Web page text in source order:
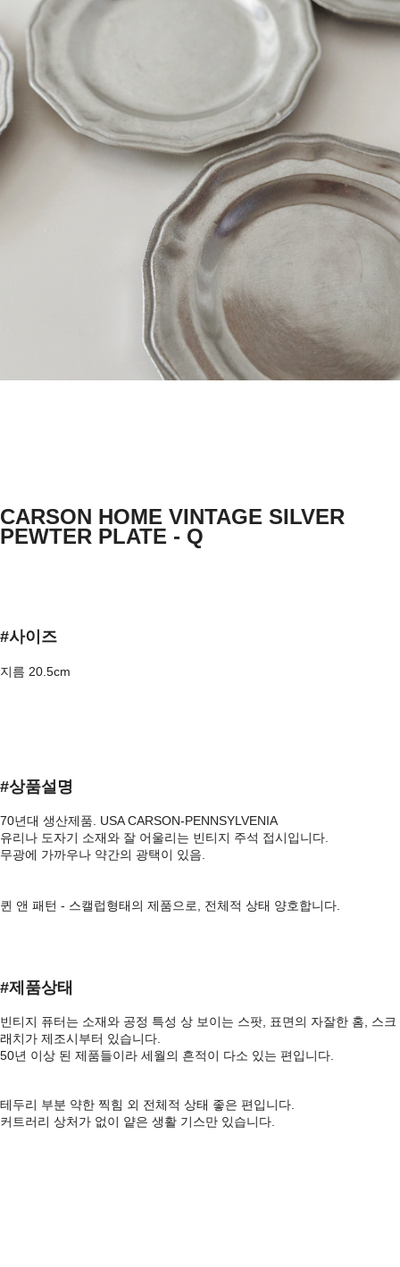
CARSON HOME VINTAGE SILVER
PEWTER PLATE - Q
#사이즈
지름 20.5cm
#상품설명
70년대 생산제품. USA CARSON-PENNSYLVENIA
유리나 도자기 소재와 잘 어울리는 빈티지 주석 접시입니다.
무광에 가까우나 약간의 광택이 있음.
퀸 앤 패턴 - 스캘럽형태의 제품으로, 전체적 상태 양호합니다.
#제품상태​
빈티지 퓨터는 소재와 공정 특성 상 보이는 스팟, 표면의 자잘한 홈, 스크
래치가 제조시부터 있습니다.
50년 이상 된 제품들이라 세월의 흔적이 다소 있는 편입니다.
테두리 부분 약한 찍힘 외 전체적 상태 좋은 편입니다.
커트러리 상처가 없이 얕은 생활 기스만 있습니다.